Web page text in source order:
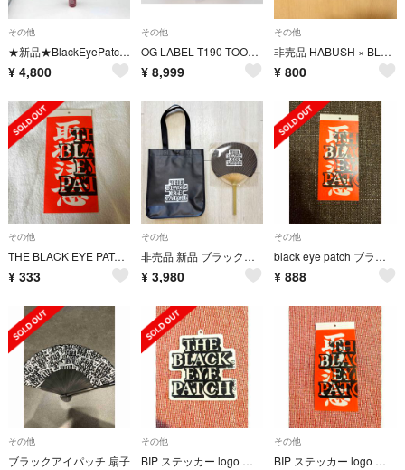
その他
★新品★BlackEyePatch APOTHEKE FRAGRANCE お香
¥ 4,800
その他
OG LABEL T190 TOOL BOX HWC CARABINER SET
¥ 8,999
その他
非売品 HABUSH × BLACK EYE PATCH - ノベルティカード
¥ 800
その他
THE BLACK EYE PATCH 取扱注意 ステッカー
¥ 333
その他
非売品 新品 ブラックアイパッチ トートバッグ&うちわ ワコマリア クロムハーツ
¥ 3,980
その他
black eye patch ブラックアイパッチ タグ ステッカー シール
¥ 888
その他
ブラックアイパッチ 扇子
その他
BIP ステッカー logo シール 正規品 ブラックアイパッチ ロゴ 非売品
その他
BIP ステッカー logo シール 正規品 ブラックアイパッチ 取扱注意 ロゴ